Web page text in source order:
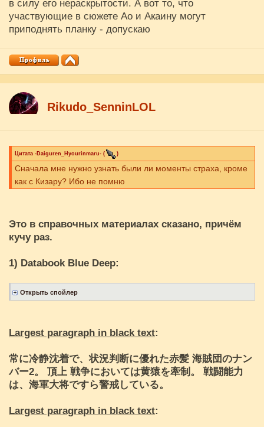
в силу его нераскрытости. А вот то, что
участвующие в сюжете Ао и Акаину могут
приподнять планку - допускаю
Rikudo_SenninLOL
Цитата -Daiguren_Hyourinmaru- ( )
Сначала мне нужно узнать были ли моменты страха, кроме
как с Кизару? Ибо не помню
Это в справочных материалах сказано, причём
кучу раз.
1) Databook Blue Deep:
Largest paragraph in black text:
常に冷静沈着で、状況判断に優れた赤髪 海賊団のナン
バー2。 頂上 戦争においては黄猿を牽制。 戦闘能力
は、海軍大将ですら警戒している。
Largest paragraph in black text: